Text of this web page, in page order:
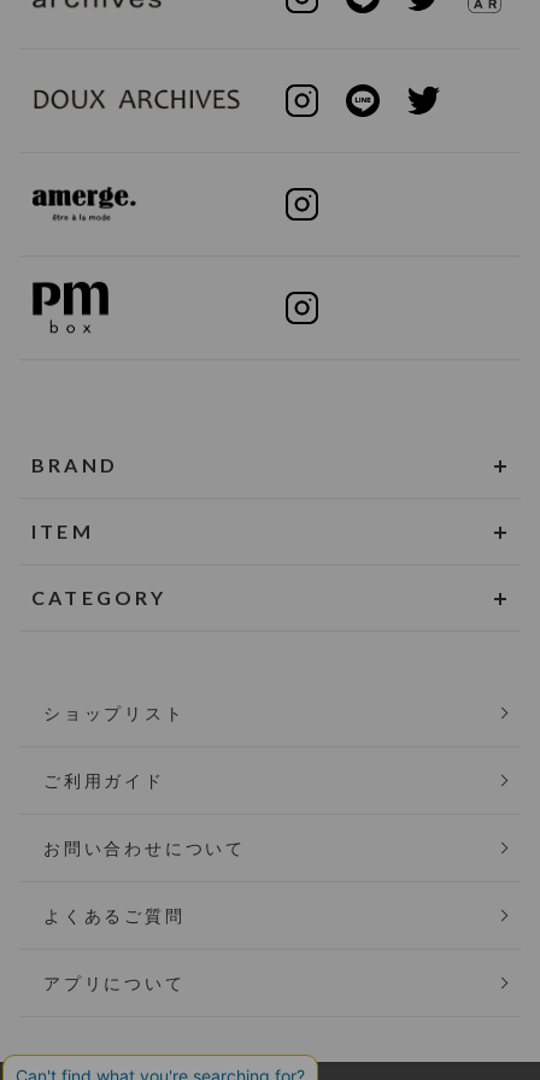
BRAND
ITEM
CATEGORY
ショップリスト
ご利用ガイド
お問い合わせについて
よくあるご質問
アプリについて